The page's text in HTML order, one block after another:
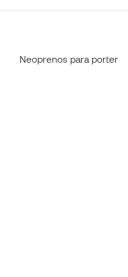
Neoprenos para porteros